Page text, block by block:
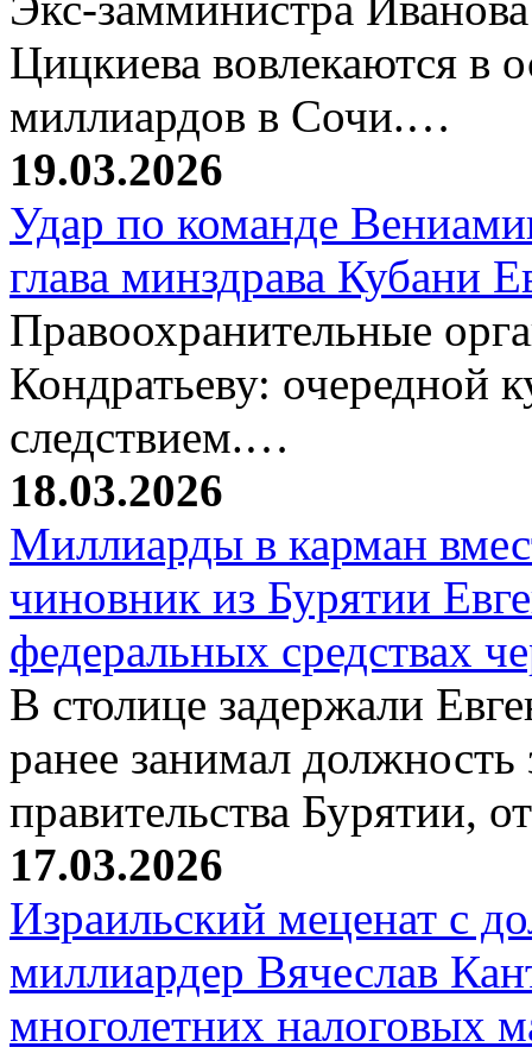
Цицкиева вовлекаются в
миллиардов в Сочи.…
19.03.2026
Удар по команде
глава минздрава Кубани
Правоохранительные
Кондратьеву: очередной
следствием.…
18.03.2026
Миллиарды в карман
чиновник из Бурятии
федеральных средствах
В столице задержали
ранее занимал должность
правительства Бурятии,
17.03.2026
Израильский меценат с
миллиардер Вячеслав
многолетних налоговых